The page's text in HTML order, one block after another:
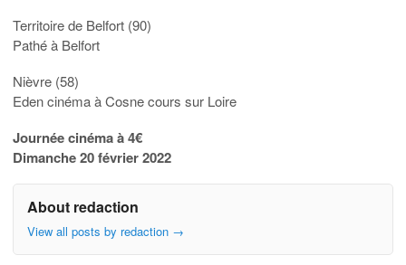
Territoire de Belfort (90)
Pathé à Belfort
Nièvre (58)
Eden cinéma à Cosne cours sur Loire
Journée cinéma à 4€
Dimanche 20 février 2022
About redaction
View all posts by redaction →